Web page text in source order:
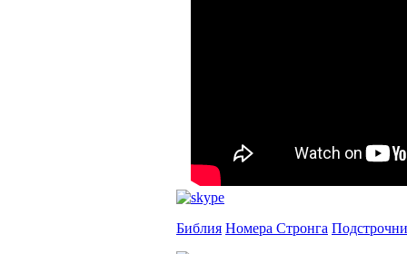
Библия Номера Стронга